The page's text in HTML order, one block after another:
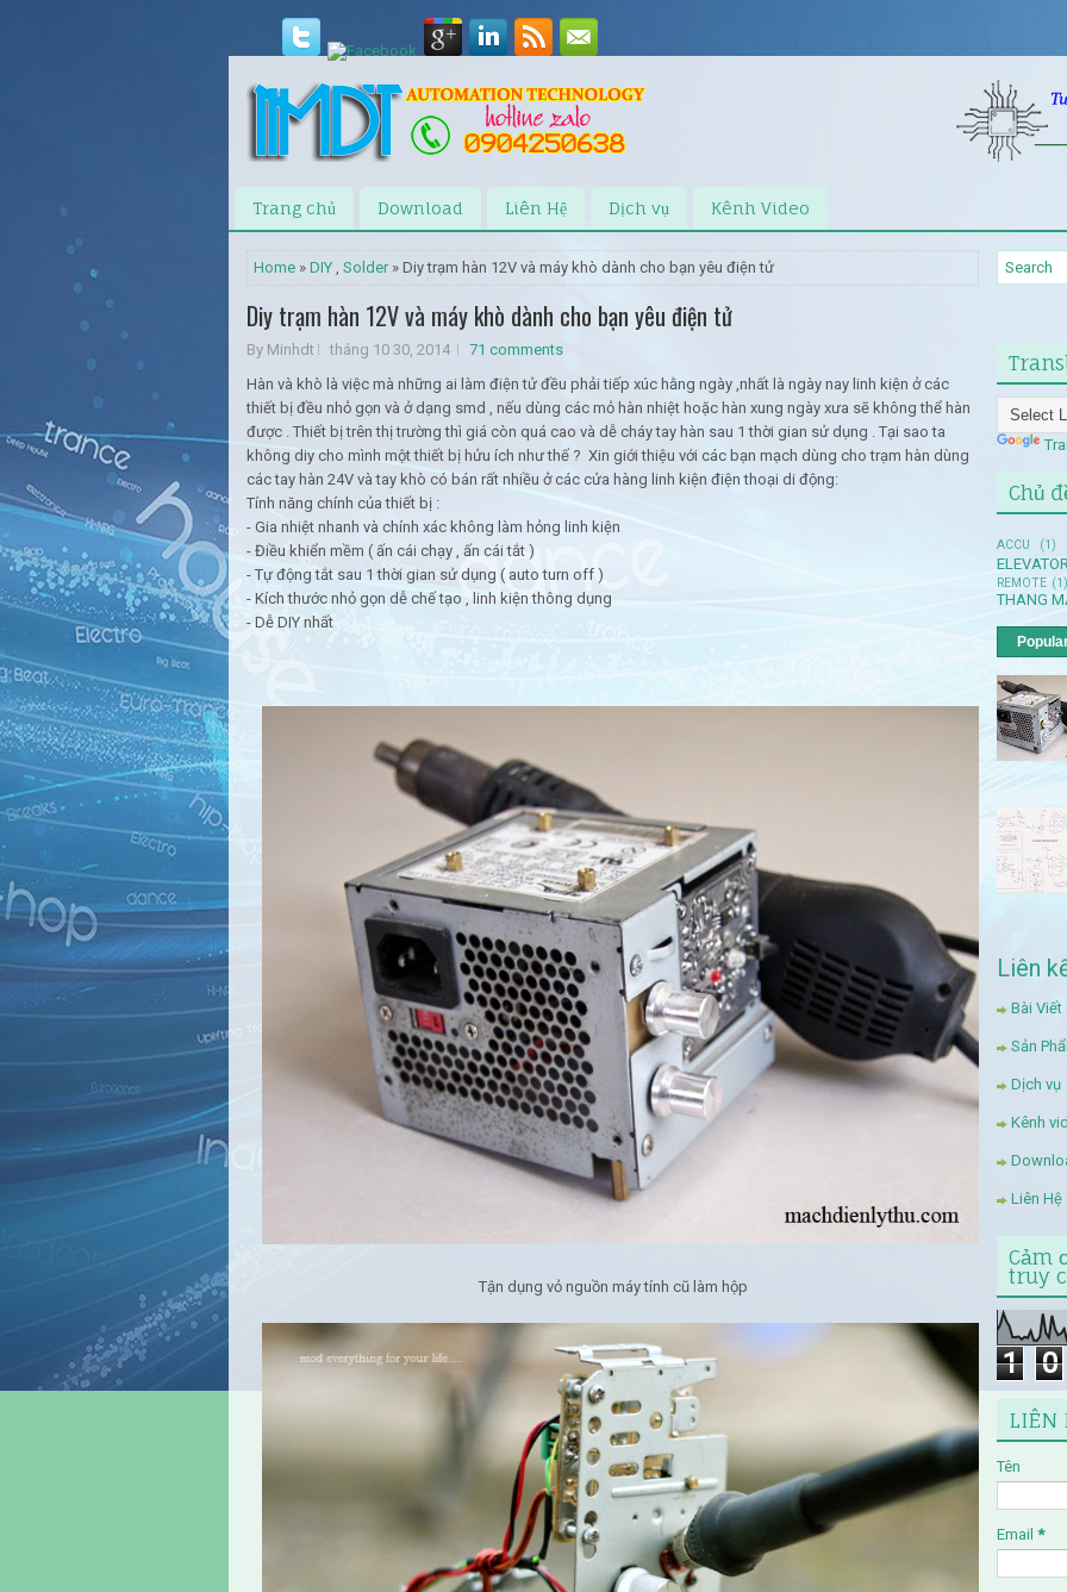
Trang chủ Download Liên Hệ Dịch vụ Kênh Video
Home » DIY , Solder» Diy trạm hàn 12V và máy khò dành cho bạn yêu điện tử
Diy trạm hàn 12V và máy khò dành cho bạn yêu điện tử
By Minhdt tháng 10 30, 2014
71 comments
Hàn và khò là việc mà những ai làm điện tử đều phải tiếp xúc hằng ngày ,nhất là ngày nay linh kiện ở các
thiết bị đều nhỏ gọn và ở dạng smd , nếu dùng các mỏ hàn nhiệt hoặc hàn xung ngày xưa sẽ không thể hàn
được . Thiết bị trên thị trường thì giá còn quá cao và dễ cháy tay hàn sau 1 thời gian sử dụng . Tại sao ta
không diy cho mình một thiết bị hửu ích như thế ? Xin giới thiệu với các bạn mạch dùng cho trạm hàn dùng
các tay hàn 24V và tay khò có bán rất nhiều ở các cửa hàng linh kiện điện thoại di động:
Tính năng chính của thiết bị :
- Gia nhiệt nhanh và chính xác không làm hỏng linh kiện
- Điều khiển mềm ( ấn cái chạy , ấn cái tắt )
- Tự động tắt sau 1 thời gian sử dụng ( auto turn off )
- Kích thước nhỏ gọn dễ chế tạo , linh kiện thông dụng
- Dễ DIY nhất
Tận dụng vỏ nguồn máy tính cũ làm hộp
Chủ
ACCU (1)
REMOTE (1)
THANG
Liên
Bài Viết
Sản
Dịch vụ
Kênh
Liên Hệ
Cảm
truy
1 0
LIÊN
Tên
Email *